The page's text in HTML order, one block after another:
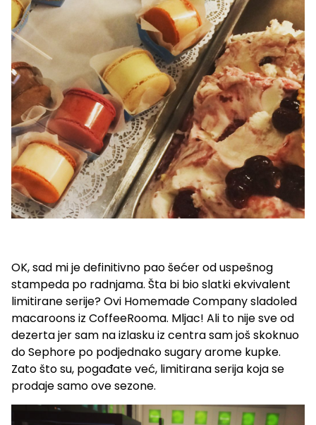
OK, sad mi je definitivno pao šećer od uspešnog
stampeda po radnjama. Šta bi bio slatki ekvivalent
limitirane serije? Ovi Homemade Company sladoled
macaroons iz CoffeeRooma. Mljac! Ali to nije sve od
dezerta jer sam na izlasku iz centra sam još skoknuo
do Sephore po podjednako sugary arome kupke.
Zato što su, pogađate već, limitirana serija koja se
prodaje samo ove sezone.